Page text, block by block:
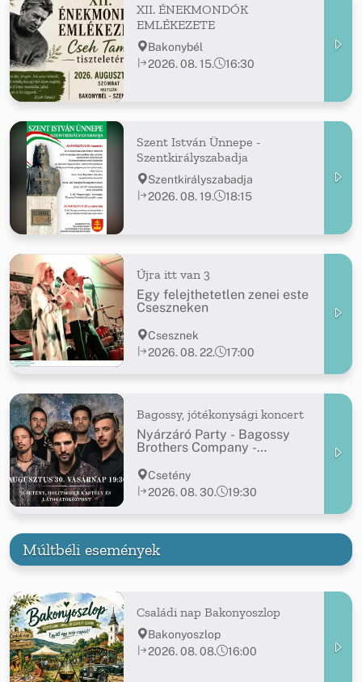
XII. ÉNEKMONDÓK
EMLÉKEZETE
Bakonybél
2026. 08. 15.
16:30
Szent István Ünnepe -
Szentkirályszabadja
Szentkirályszabadja
2026. 08. 19.
18:15
Újra itt van 3
Egy felejthetetlen zenei este
Cseszneken
Csesznek
2026. 08. 22.
17:00
Bagossy, jótékonysági koncert
Nyárzáró Party - Bagossy
Brothers Company -
Csetény
2026. 08. 30.
19:30
Múltbéli események
Családi nap Bakonyoszlop
Bakonyoszlop
2026. 08. 08.
16:00